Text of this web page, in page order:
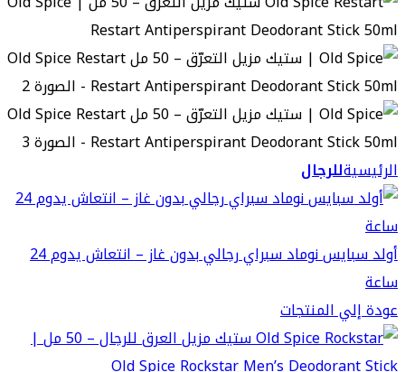
الرئيسيةللرجال
أولد سبايس نوماد سبراي رجالي بدون غاز – انتعاش يدوم 24
ساعة
عودة إلي المنتجات